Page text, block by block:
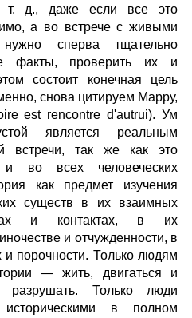
т. д., даже если все это
а во встрече с живыми
сперва тщательно
факты, проверить их и
состоит конечная цель
снова цитируем Марру,
est rencontre d'autrui). Ум
является реальным
встречи, так же как это
во всех человеческих
как предмет изучения
существ в их взаимных
и контактах, в их
и отчужденности, в
и порочности. Только людям
— жить, двигаться и
разрушать. Только люди
в полном